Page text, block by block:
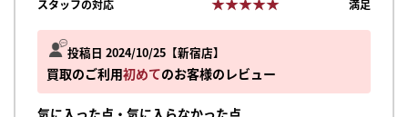
投稿日 2024/10/25 新宿店
買取のご利用初めてのお客様のレビュー
スタッフの対応
満足